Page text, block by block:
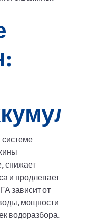
системе
снижает
и продлевает
зависит от
мощности
водоразбора.